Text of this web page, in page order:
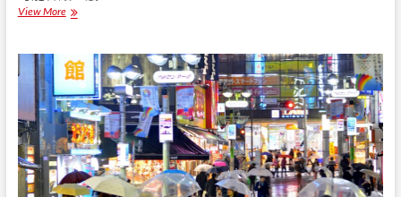
View More為
怎
麼
記
也
記
不
住
日
文